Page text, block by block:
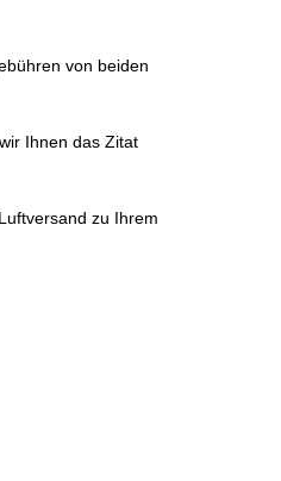
von beiden
Ihnen das Zitat
zu Ihrem